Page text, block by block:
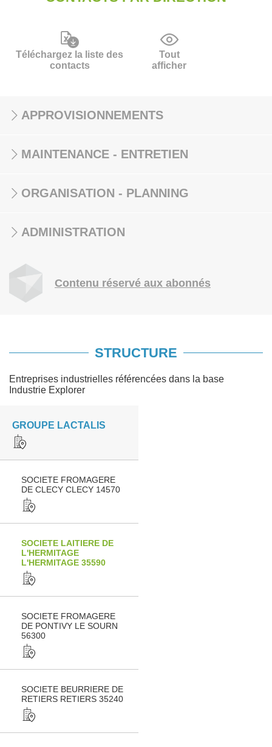
Téléchargez la liste des
contacts
Tout
afficher
APPROVISIONNEMENTS
MAINTENANCE - ENTRETIEN
ORGANISATION - PLANNING
ADMINISTRATION
Contenu réservé aux abonnés
STRUCTURE
Entreprises industrielles référencées dans la base
Industrie Explorer
GROUPE LACTALIS
SOCIETE FROMAGERE
DE CLECY CLECY 14570
SOCIETE LAITIERE DE
L'HERMITAGE
L'HERMITAGE 35590
SOCIETE FROMAGERE
DE PONTIVY LE SOURN
56300
SOCIETE BEURRIERE DE
RETIERS RETIERS 35240